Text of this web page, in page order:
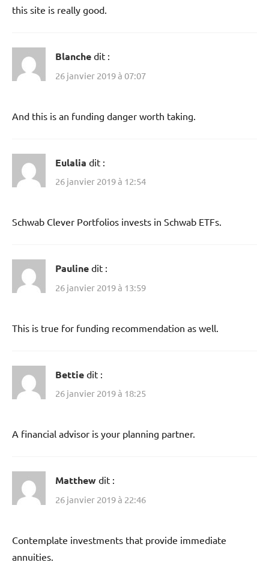
this site is really good.
Blanche dit :
26 janvier 2019 à 07:07
And this is an funding danger worth taking.
Eulalia dit :
26 janvier 2019 à 12:54
Schwab Clever Portfolios invests in Schwab ETFs.
Pauline dit :
26 janvier 2019 à 13:59
This is true for funding recommendation as well.
Bettie dit :
26 janvier 2019 à 18:25
A financial advisor is your planning partner.
Matthew dit :
26 janvier 2019 à 22:46
Contemplate investments that provide immediate
annuities.